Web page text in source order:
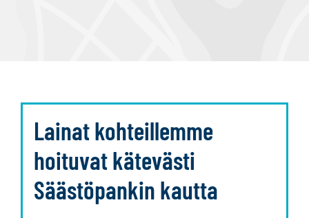
Lainat kohteillemme
hoituvat kätevästi
Säästöpankin kautta